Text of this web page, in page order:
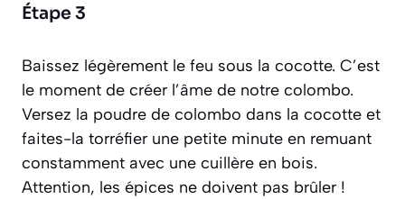
Étape 3
Baissez légèrement le feu sous la cocotte. C’est
le moment de créer l’âme de notre colombo.
Versez la poudre de colombo dans la cocotte et
faites-la torréfier une petite minute en remuant
constamment avec une cuillère en bois.
Attention, les épices ne doivent pas brûler !